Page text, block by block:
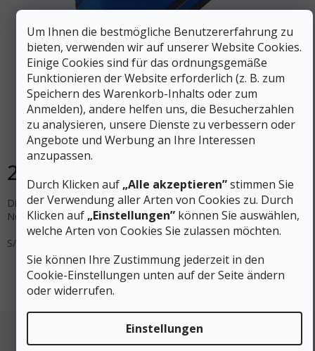
Um Ihnen die bestmögliche Benutzererfahrung zu
bieten, verwenden wir auf unserer Website Cookies.
Einige Cookies sind für das ordnungsgemäße
Funktionieren der Website erforderlich (z. B. zum
Speichern des Warenkorb-Inhalts oder zum
Anmelden), andere helfen uns, die Besucherzahlen
zu analysieren, unsere Dienste zu verbessern oder
Angebote und Werbung an Ihre Interessen
anzupassen.
Durch Klicken auf „Alle akzeptieren”stimmen Sie
der Verwendung aller Arten von Cookies zu. Durch
Klicken auf „Einstellungen” können Sie auswählen,
welche Arten von Cookies Sie zulassen möchten.
Sie können Ihre Zustimmung jederzeit in den
Cookie-Einstellungen unten auf der Seite ändern
oder widerrufen.
Einstellungen
30 €
–6 %
HIKO Neoprenkappe SLIM 0,5 mm
28 €
Die Hiko SLIM Neoprenkappe besteht aus 0,5 mm dickem
Neoprenmaterial, das flexibel und bequem ist.
S/M
Steuerelemente der Liste
2 Artikel insgesamt
Fußzeile